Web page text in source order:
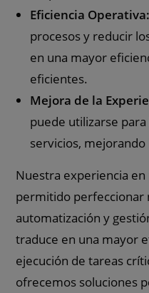
Eficiencia Operativa:
procesos y reducir
en una mayor
eficientes.
Mejora de la
puede utilizarse
servicios,
Nuestra experiencia en
permitido perfeccionar
automatización y
traduce en una mayor
ejecución de tareas
ofrecemos soluciones